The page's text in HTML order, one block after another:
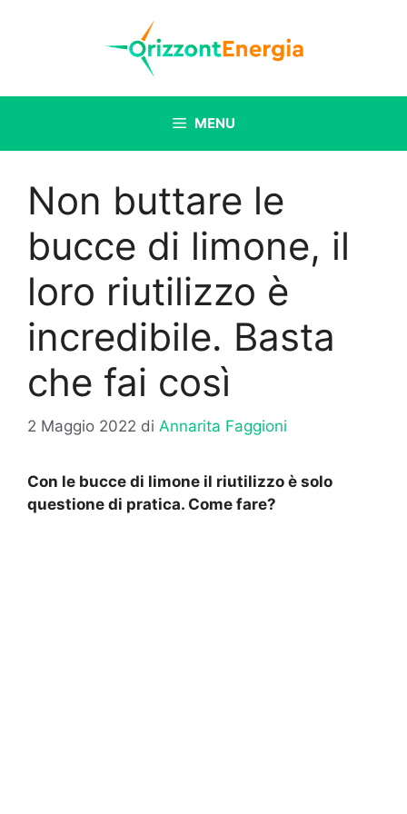
MENU
Non buttare le
bucce di limone, il
loro riutilizzo è
incredibile. Basta
che fai così
2 Maggio 2022 di Annarita Faggioni
Con le bucce di limone il riutilizzo è solo
questione di pratica. Come fare?